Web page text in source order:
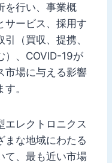
を行い、事業概
サービス、採用す
（買収、提携、
）、COVID-19が
市場に与える影響
。
エレクトロニクス
まな地域にわたる
て、最も近い市場